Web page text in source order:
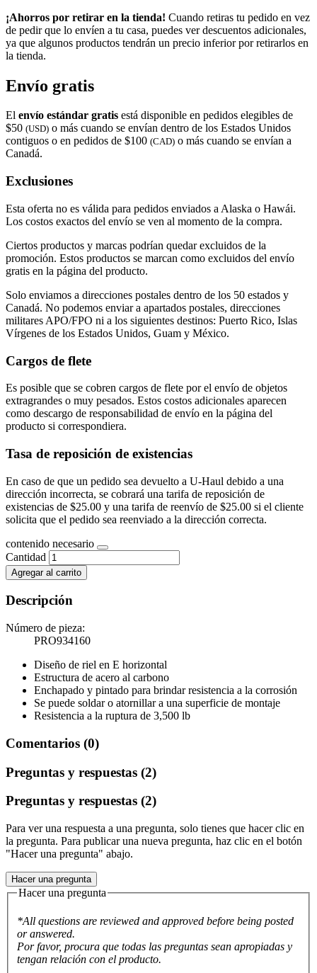
¡Ahorros por retirar en la tienda! Cuando retiras tu pedido en vez
de pedir que lo envíen a tu casa, puedes ver descuentos adicionales,
ya que algunos productos tendrán un precio inferior por retirarlos en
la tienda.
Envío gratis
El envío estándar gratis está disponible en pedidos elegibles de
$50 (USD) o más cuando se envían dentro de los Estados Unidos
contiguos o en pedidos de $100 (CAD) o más cuando se envían a
Canadá.
Exclusiones
Esta oferta no es válida para pedidos enviados a Alaska o Hawái.
Los costos exactos del envío se ven al momento de la compra.
Ciertos productos y marcas podrían quedar excluidos de la
promoción. Estos productos se marcan como excluidos del envío
gratis en la página del producto.
Solo enviamos a direcciones postales dentro de los 50 estados y
Canadá. No podemos enviar a apartados postales, direcciones
militares APO/FPO ni a los siguientes destinos: Puerto Rico, Islas
Vírgenes de los Estados Unidos, Guam y México.
Cargos de flete
Es posible que se cobren cargos de flete por el envío de objetos
extragrandes o muy pesados. Estos costos adicionales aparecen
como descargo de responsabilidad de envío en la página del
producto si correspondiera.
Tasa de reposición de existencias
En caso de que un pedido sea devuelto a U-Haul debido a una
dirección incorrecta, se cobrará una tarifa de reposición de
existencias de $25.00 y una tarifa de reenvío de $25.00 si el cliente
solicita que el pedido sea reenviado a la dirección correcta.
contenido necesario
Cantidad
Agregar al carrito
Descripción
Número de pieza:
PRO934160
Diseño de riel en E horizontal
​​​​​​​Estructura de acero al carbono
Enchapado y pintado para brindar resistencia a la corrosión
Se puede soldar o atornillar a una superficie de montaje
Resistencia a la ruptura de 3,500 lb
Comentarios (0)
Preguntas y respuestas (2)
Preguntas y respuestas (2)
Para ver una respuesta a una pregunta, solo tienes que hacer clic en
la pregunta. Para publicar una nueva pregunta, haz clic en el botón
"Hacer una pregunta" abajo.
Hacer una pregunta
Hacer una pregunta
*All questions are reviewed and approved before being posted
or answered.
Por favor, procura que todas las preguntas sean apropiadas y
tengan relación con el producto.